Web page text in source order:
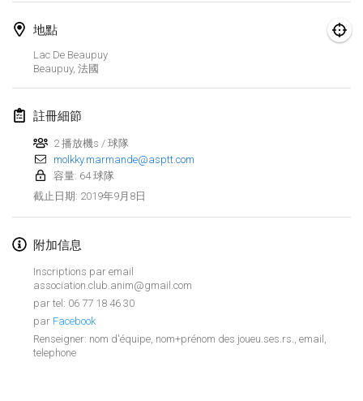
地點
Lac De Beaupuy
Beaupuy, 法國
註冊細節
2 播放機s / 球隊
molkky.marmande@asptt.com
容量: 64 球隊
截止日期: 2019年9月8日
附加信息
Inscriptions par email
association.club.anim@gmail.com
par tel: 06 77 18 46 30
par Facebook
Renseigner: nom d'équipe, nom+prénom des joueu.ses.rs., email,
telephone
2019年1月26日
Kotka Mölkky Open Indoor
2019年2月2日|
Lumi Mölkky
2019年2月9日| 芬蘭
Tournoi de la St Valentin
2019年2月9日
OTH
2019年2月16日
Indoor des Bouchons